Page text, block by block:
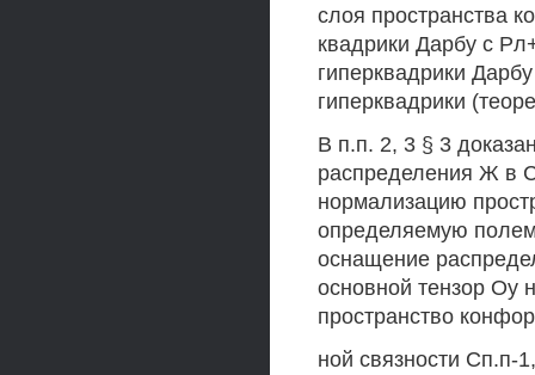
слоя пространства
квадрики Дарбу с
гиперквадрики
гиперквадрики
В п.п. 2, 3 § 3
распределения Ж в
нормализацию
определяемую
оснащение
основной тензор Oy
пространство
ной связности Сп.п-